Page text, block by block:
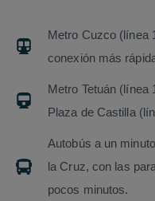
Metro Cuzco (línea
conexión más
Metro Tetuán (línea
Plaza de Castilla
Autobús a un
la Cruz, con las
pocos minutos.